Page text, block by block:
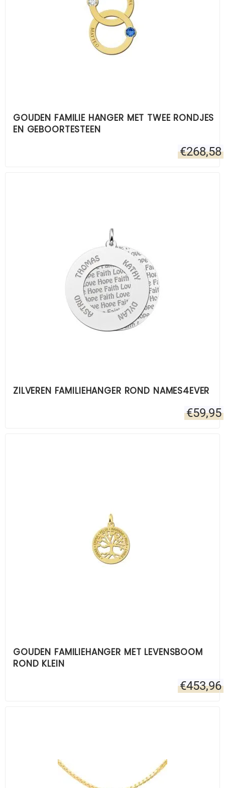
GOUDEN FAMILIE HANGER MET TWEE RONDJES
EN GEBOORTESTEEN
€268,58
ZILVEREN FAMILIEHANGER ROND NAMES4EVER
€59,95
GOUDEN FAMILIEHANGER MET LEVENSBOOM
ROND KLEIN
€453,96